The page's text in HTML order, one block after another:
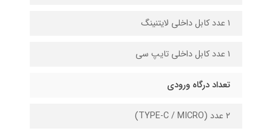
۱ عدد کابل داخلی لایتنینگ
۱ عدد کابل داخلی تایپ سی
تعداد درگاه ورودی
۲ عدد (TYPE-C / MICRO)